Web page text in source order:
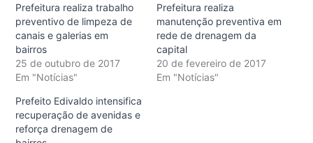
Prefeitura realiza trabalho
preventivo de limpeza de
canais e galerias em
bairros
25 de outubro de 2017
Em "Notícias"
Prefeitura realiza
manutenção preventiva em
rede de drenagem da
capital
20 de fevereiro de 2017
Em "Notícias"
Prefeito Edivaldo intensifica
recuperação de avenidas e
reforça drenagem de